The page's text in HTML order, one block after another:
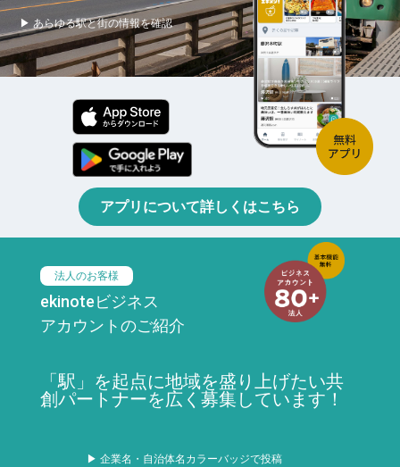
▶ あらゆる駅と街の情報を確認
アプリについて詳しくはこちら
法人のお客様
ekinoteビジネス
アカウントのご紹介
「駅」を起点に地域を盛り上げたい共
創パートナーを広く募集しています！
▶ 企業名・自治体名カラーバッジで投稿